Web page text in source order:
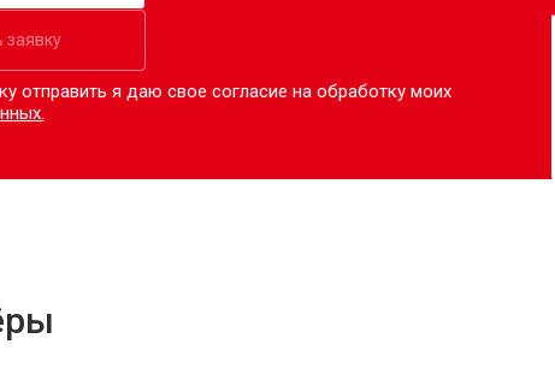
заявку
отправить я даю свое согласие на обработку моих